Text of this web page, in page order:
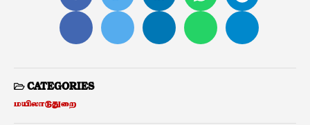
CATEGORIES
மயிலாடுதுறை